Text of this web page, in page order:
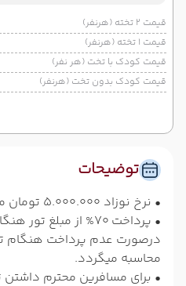
قیمت 2 تخته (هرنفر)
قیمت 1 تخته (هرنفر)
قیمت کودک با تخت (هر نفر)
قیمت کودک بدون تخت (هرنفر)
توضیحات
• نرخ نوزاد 5.000.000 تومان می باشد.
• پرداخت 70% از مبلغ
درصورت عدم پرداخت هنگام
محاسبه میگردد.